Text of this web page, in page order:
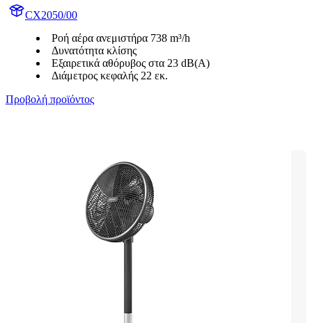
CX2050/00
Ροή αέρα ανεμιστήρα 738 m³/h
Δυνατότητα κλίσης
Εξαιρετικά αθόρυβος στα 23 dB(A)
Διάμετρος κεφαλής 22 εκ.
Προβολή προϊόντος